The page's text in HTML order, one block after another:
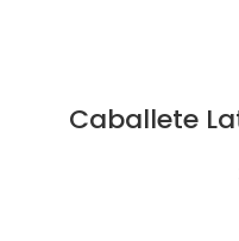
Caballete